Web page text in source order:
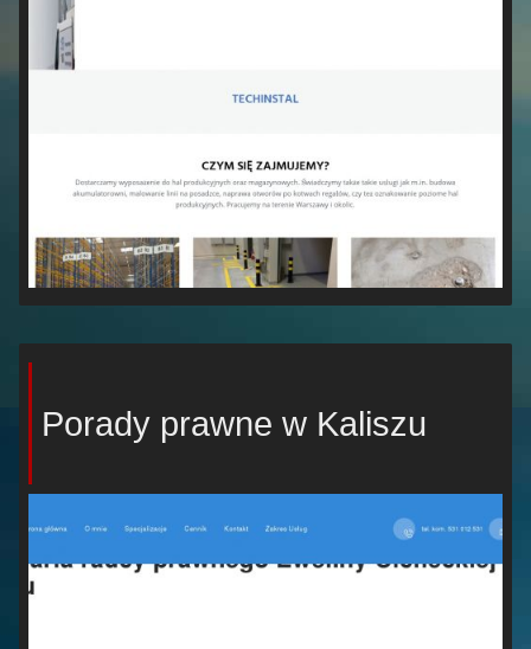
Porady prawne w Kaliszu